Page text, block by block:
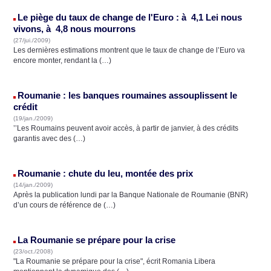
Le piège du taux de change de l'Euro : à 4,1 Lei nous
vivons, à 4,8 nous mourrons
(27/jui./2009)
Les dernières estimations montrent que le taux de change de l’Euro va
encore monter, rendant la (…)
Roumanie : les banques roumaines assouplissent le
crédit
(19/jan./2009)
’’Les Roumains peuvent avoir accès, à partir de janvier, à des crédits
garantis avec des (…)
Roumanie : chute du leu, montée des prix
(14/jan./2009)
Après la publication lundi par la Banque Nationale de Roumanie (BNR)
d’un cours de référence de (…)
La Roumanie se prépare pour la crise
(23/oct./2008)
"La Roumanie se prépare pour la crise", écrit Romania Libera